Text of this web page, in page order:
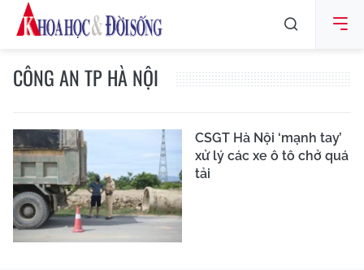
CÔNG AN TP HÀ NỘI
CSGT Hà Nội ‘mạnh tay’
xử lý các xe ô tô chở quá
tải